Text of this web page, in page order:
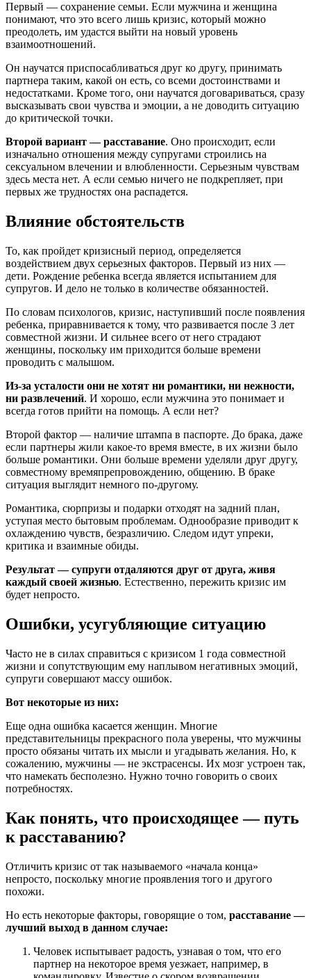
Первый — сохранение семьи. Если мужчина и женщина
понимают, что это всего лишь кризис, который можно
преодолеть, им удастся выйти на новый уровень
взаимоотношений.
Он научатся приспосабливаться друг ко другу, принимать
партнера таким, какой он есть, со всеми достоинствами и
недостатками. Кроме того, они научатся договариваться, сразу
высказывать свои чувства и эмоции, а не доводить ситуацию
до критической точки.
Второй вариант — расставание. Оно происходит, если
изначально отношения между супругами строились на
сексуальном влечении и влюбленности. Серьезным чувствам
здесь места нет. А если семью ничего не подкрепляет, при
первых же трудностях она распадется.
Влияние обстоятельств
То, как пройдет кризисный период, определяется
воздействием двух серьезных факторов. Первый из них —
дети. Рождение ребенка всегда является испытанием для
супругов. И дело не только в количестве обязанностей.
По словам психологов, кризис, наступивший после появления
ребенка, приравнивается к тому, что развивается после 3 лет
совместной жизни. И сильнее всего от него страдают
женщины, поскольку им приходится больше времени
проводить с малышом.
Из-за усталости они не хотят ни романтики, ни нежности,
ни развлечений. И хорошо, если мужчина это понимает и
всегда готов прийти на помощь. А если нет?
Второй фактор — наличие штампа в паспорте. До брака, даже
если партнеры жили какое-то время вместе, в их жизни было
больше романтики. Они больше времени уделяли друг другу,
совместному времяпрепровождению, общению. В браке
ситуация выглядит немного по-другому.
Романтика, сюрпризы и подарки отходят на задний план,
уступая место бытовым проблемам. Однообразие приводит к
охлаждению чувств, безразличию. Следом идут упреки,
критика и взаимные обиды.
Результат — супруги отдаляются друг от друга, живя
каждый своей жизнью. Естественно, пережить кризис им
будет непросто.
Ошибки, усугубляющие ситуацию
Часто не в силах справиться с кризисом 1 года совместной
жизни и сопутствующим ему наплывом негативных эмоций,
супруги совершают массу ошибок.
Вот некоторые из них:
Еще одна ошибка касается женщин. Многие
представительницы прекрасного пола уверены, что мужчины
просто обязаны читать их мысли и угадывать желания. Но, к
сожалению, мужчины — не экстрасенсы. Их мозг устроен так,
что намекать бесполезно. Нужно точно говорить о своих
потребностях.
Как понять, что происходящее — путь
к расставанию?
Отличить кризис от так называемого «начала конца»
непросто, поскольку многие проявления того и другого
похожи.
Но есть некоторые факторы, говорящие о том, расставание —
лучший выход в данном случае:
Человек испытывает радость, узнавая о том, что его
партнер на некоторое время уезжает, например, в